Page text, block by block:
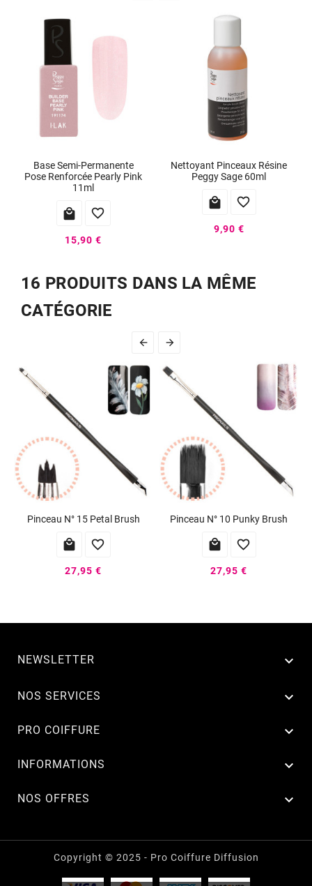
Base Semi-Permanente
Pose Renforcée Pearly Pink
11ml
 
15,90 €
Nettoyant Pinceaux Résine
Peggy Sage 60ml
 
9,90 €
16 PRODUITS DANS LA MÊME
CATÉGORIE
 
Pinceau N° 15 Petal Brush
 
27,95 €
Pinceau N° 10 Punky Brush
 
27,95 €
NEWSLETTER 
NOS SERVICES 
PRO COIFFURE 
INFORMATIONS 
NOS OFFRES 
Copyright © 2025 - Pro Coiffure Diffusion